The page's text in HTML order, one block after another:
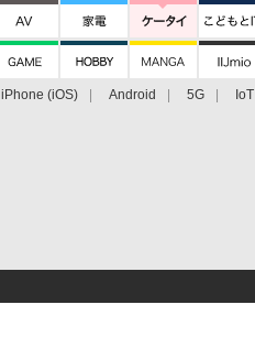
iPhone (iOS) Android 5G IoT